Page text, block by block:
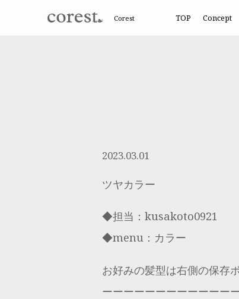
Corest TOP Concept
2023.03.01
ツヤカラー
◆担当：kusakoto0921
◆menu：カラー
お好みの髪型は右側の保存
ーーーーーーーーーーーー